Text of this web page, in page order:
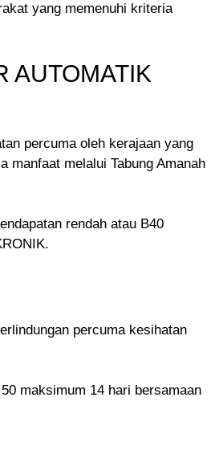
yang memenuhi kriteria
AUTOMATIK
percuma oleh kerajaan yang
manfaat melalui Tabung Amanah
rendah atau B40
percuma kesihatan
maksimum 14 hari bersamaan